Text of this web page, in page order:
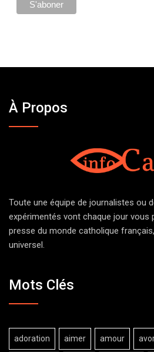
À Propos
Toute une équipe de journalistes ou
expérimentés vont chaque jour vous
presse du monde catholique
universel.
Mots Clés
adoration aimer amour